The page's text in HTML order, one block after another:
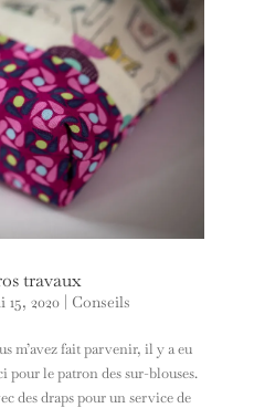
travaux
15, 2020| Conseils
m’avez fait parvenir, il y a eu
pour le patron des sur-blouses.
des draps pour un service de